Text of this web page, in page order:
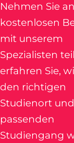
Nehmen Sie
kostenlosen
mit unserem
Spezialisten
erfahren Sie,
den richtigen
Studienort
passenden
Studiengang